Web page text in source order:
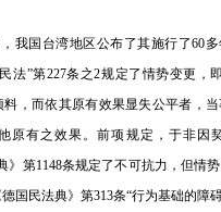
，我国台湾地区公布了其施行了60
法”第227条之2规定了情势变更，
料，而依其原有效果显失公平者，
原有之效果。前项规定，于非因
》第1148条规定了不可抗力，但情
国民法典》第313条“行为基础的障